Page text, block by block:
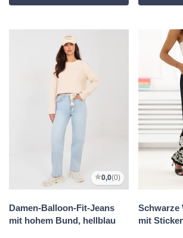
0,0(0)
Damen-Balloon-Fit-Jeans
mit hohem Bund, hellblau
Schwarze
mit